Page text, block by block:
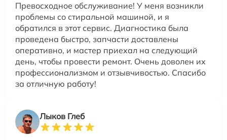
Превосходное обслуживание! У меня возникли
проблемы со стиральной машиной, и я
обратился в этот сервис. Диагностика была
проведена быстро, запчасти доставлены
оперативно, и мастер приехал на следующий
день, чтобы провести ремонт. Очень доволен их
профессионализмом и отзывчивостью. Спасибо
за отличную работу!
Лыков Глеб